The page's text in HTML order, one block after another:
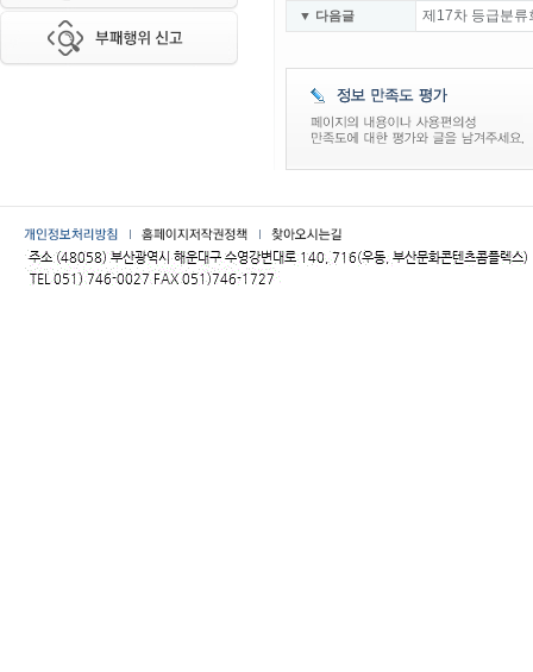
▼ 다음글 제17차 등급분류